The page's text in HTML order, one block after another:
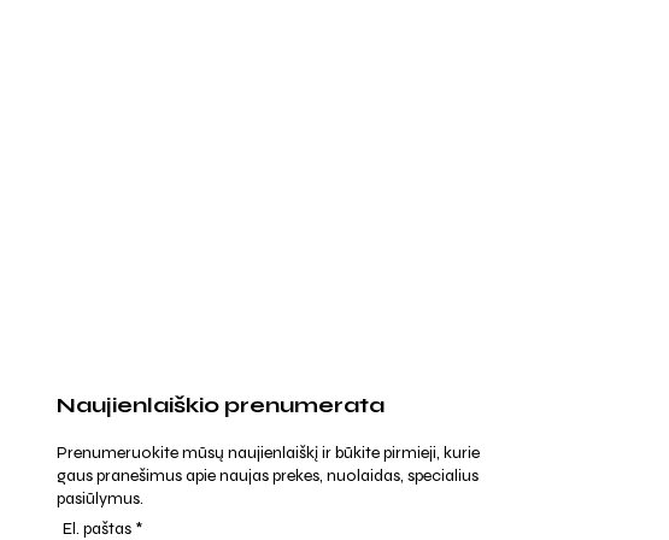
Naujienlaiškio prenumerata
Prenumeruokite mūsų naujienlaiškį ir būkite pirmieji, kurie
gaus pranešimus apie naujas prekes, nuolaidas, specialius
pasiūlymus.
El. paštas